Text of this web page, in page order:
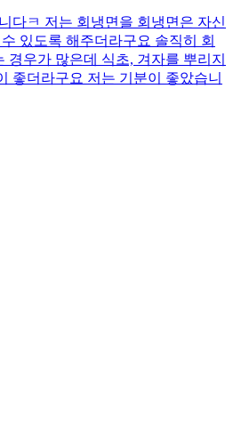
다ㅋ 저는 회냉면을 회냉면은 자신
있도록 해주더라구요 솔직히 회
경우가 많은데 식초, 겨자를 뿌리지
좋더라구요 저는 기분이 좋았습니